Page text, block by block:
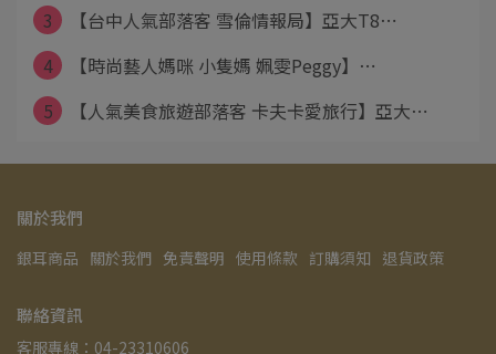
3
【台中人氣部落客 雪倫情報局】亞大T8⋯
4
【時尚藝人媽咪 小隻媽 姵雯Peggy】⋯
5
【人氣美食旅遊部落客 卡夫卡愛旅行】亞大⋯
關於我們
銀耳商品 關於我們 免責聲明 使用條款 訂購須知 退貨政策
聯絡資訊
客服專線：04-23310606